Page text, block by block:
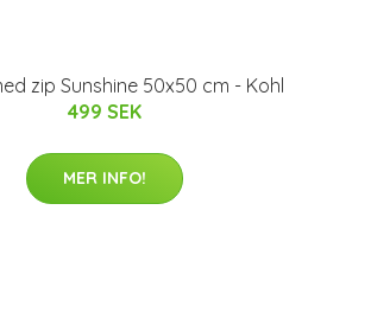
zip Sunshine 50x50 cm - Kohl
499 SEK
MER INFO!